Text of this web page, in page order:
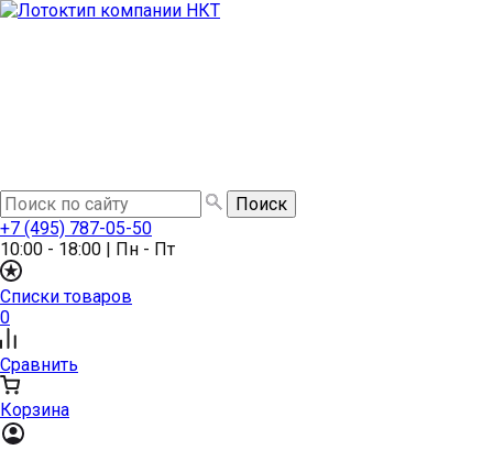
+7 (495) 787-05-50
10:00 - 18:00 | Пн - Пт
Списки товаров
0
Сравнить
Корзина